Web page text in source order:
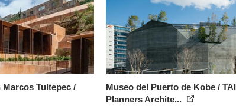
Tultepec /
Museo del Puerto de Kobe /
Planners Archite...